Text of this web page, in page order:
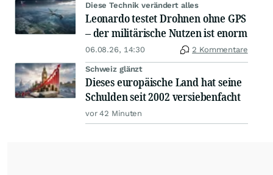
Diese Technik verändert alles
Leonardo testet Drohnen ohne GPS
– der militärische Nutzen ist enorm
06.08.26, 14:30 2 Kommentare
Schweiz glänzt
Dieses europäische Land hat seine
Schulden seit 2002 versiebenfacht
vor 42 Minuten